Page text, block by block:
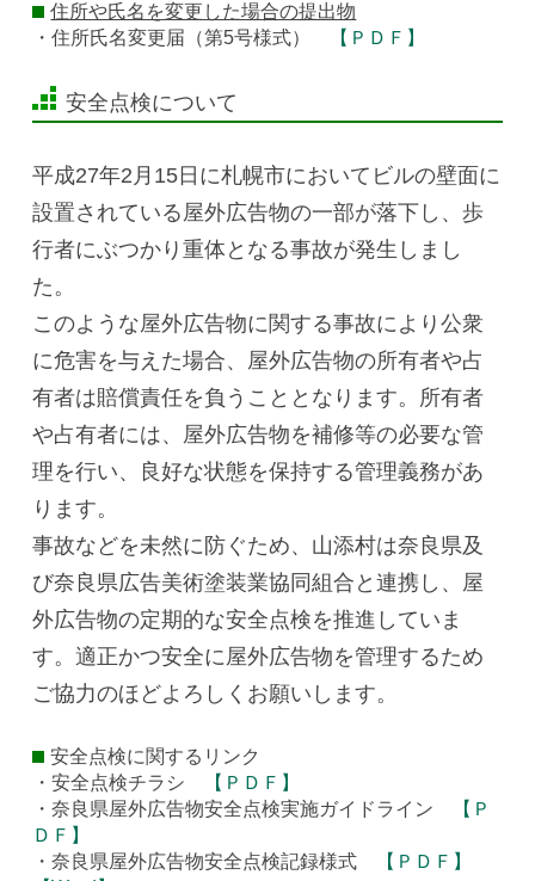
住所や氏名を変更した場合の提出物
・住所氏名変更届（第5号様式）
【ＰＤＦ】
安全点検について
平成27年2月15日に札幌市においてビルの壁面に
設置されている屋外広告物の一部が落下し、歩
行者にぶつかり重体となる事故が発生しまし
た。
このような屋外広告物に関する事故により公衆
に危害を与えた場合、屋外広告物の所有者や占
有者は賠償責任を負うこととなります。所有者
や占有者には、屋外広告物を補修等の必要な管
理を行い、良好な状態を保持する管理義務があ
ります。
事故などを未然に防ぐため、山添村は奈良県及
び奈良県広告美術塗装業協同組合と連携し、屋
外広告物の定期的な安全点検を推進していま
す。適正かつ安全に屋外広告物を管理するため
ご協力のほどよろしくお願いします。
安全点検に関するリンク
・安全点検チラシ
【ＰＤＦ】
・奈良県屋外広告物安全点検実施ガイドライン
【Ｐ
ＤＦ】
・奈良県屋外広告物安全点検記録様式
【ＰＤＦ】